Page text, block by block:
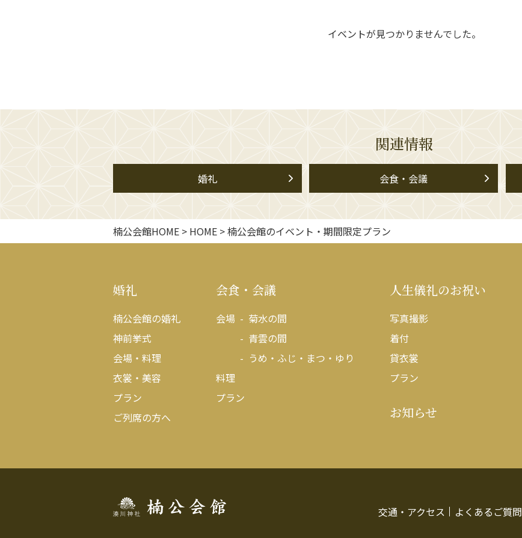
イベントが見つかりませんでした。
関連情報
婚礼 会食・会議
楠公会館HOME > HOME >楠公会館のイベント・期間限定プラン
婚礼
楠公会館の婚礼
神前挙式
会場・料理
衣裳・美容
プラン
ご列席の方へ
会食・会議
会場
菊水の間
青雲の間
うめ・ふじ・まつ・ゆり
料理
プラン
人生儀礼のお祝い
写真撮影
着付
貸衣裳
プラン
お知らせ
交通・アクセス よくあるご質問